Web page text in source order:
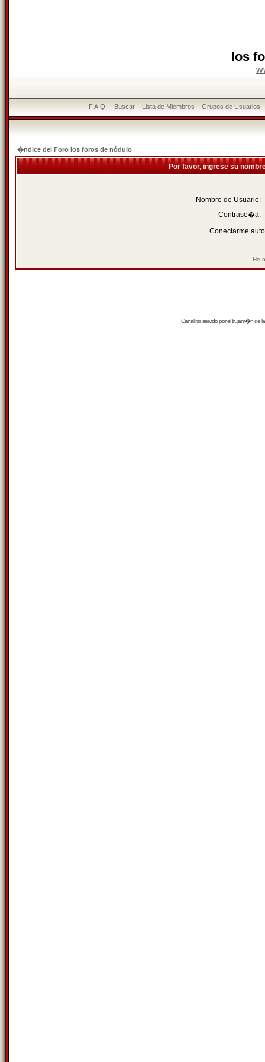
los
F.A.Q. Buscar Lista de Miembros Grupos de Usuarios
�ndice del Foro los foros de nódulo
Por favor, ingrese su
Nombre de Usuario:
Contrase�a:
Conectarme
He
Canalrssservido por eltrujam�nde